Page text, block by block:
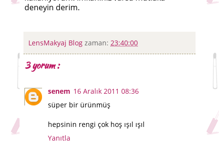
deneyin derim.
LensMakyaj Blog zaman: 23:40:00
3 yorum :
senem 16 Aralık 2011 08:36
süper bir ürünmüş
hepsinin rengi çok hoş ışıl ışıl
Yanıtla